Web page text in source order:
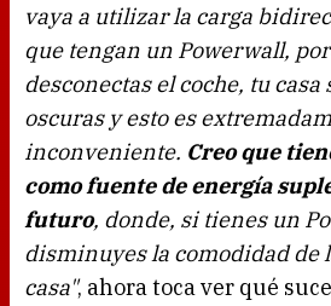
vaya a utilizar la carga
que tengan un Powerwall,
desconectas el coche, tu casa
oscuras y esto es
inconveniente. Creo que
como fuente de energía
futuro, donde, si tienes un
disminuyes la comodidad de
casa", ahora toca ver qué